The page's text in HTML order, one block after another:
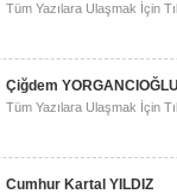
Tüm Yazılara Ulaşmak İçin
Çiğdem YORGANCIOĞLU
Tüm Yazılara Ulaşmak İçin
Cumhur Kartal YILDIZ